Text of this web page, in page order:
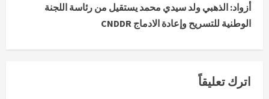
t
u
أزواد: الذهبي ولد سيدي محمد يستقيل من رئاسة اللجنة
الوطنية للتسريح وإعادة الادماج CNDDR
اترك تعليقاً